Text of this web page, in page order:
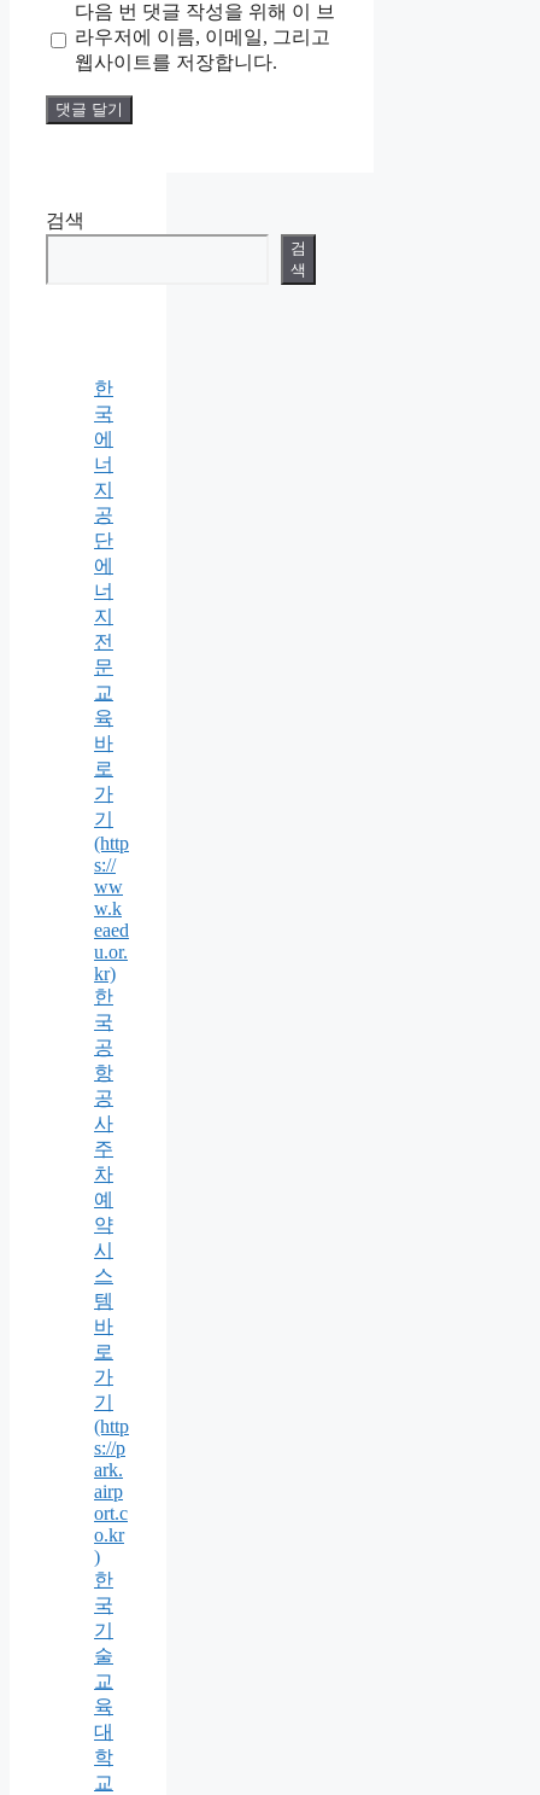
트
다음 번 댓글 작성을 위해 이 브
라우저에 이름, 이메일, 그리고
웹사이트를 저장합니다.
검색
검
색
한
국
에
너
지
공
단
에
너
지
전
문
교
육
바
로
가
기
(http
s://
ww
w.k
eaed
u.or.
kr)
한
국
공
항
공
사
주
차
예
약
시
스
템
바
로
가
기
(http
s://p
ark.
airp
ort.c
o.kr
)
한
국
기
술
교
육
대
학
교